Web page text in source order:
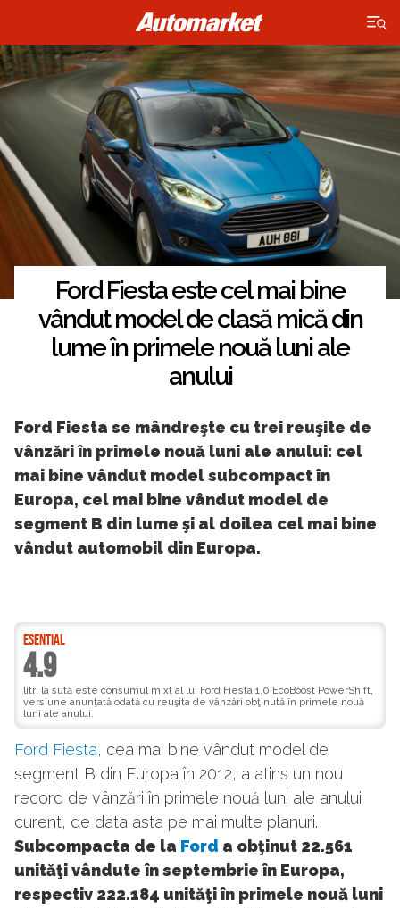
×
Ford Fiesta este cel mai bine
vândut model de clasă mică din
lume în primele nouă luni ale
anului
Ford Fiesta se mândreşte cu trei reuşite de
vânzări în primele nouă luni ale anului: cel
mai bine vândut model subcompact în
Europa, cel mai bine vândut model de
segment B din lume şi al doilea cel mai bine
vândut automobil din Europa.
ESENTIAL
4.9
litri la sută este consumul mixt al lui Ford Fiesta 1.0 EcoBoost PowerShift,
versiune anunţată odată cu reuşita de vânzări obţinută în primele nouă
luni ale anului.
Ford Fiesta, cea mai bine vândut model de
segment B din Europa în 2012, a atins un nou
record de vânzări în primele nouă luni ale anului
curent, de data asta pe mai multe planuri.
Subcompacta de la Ford a obţinut 22.561
unităţi vândute în septembrie în Europa,
respectiv 222.184 unităţi în primele nouă luni